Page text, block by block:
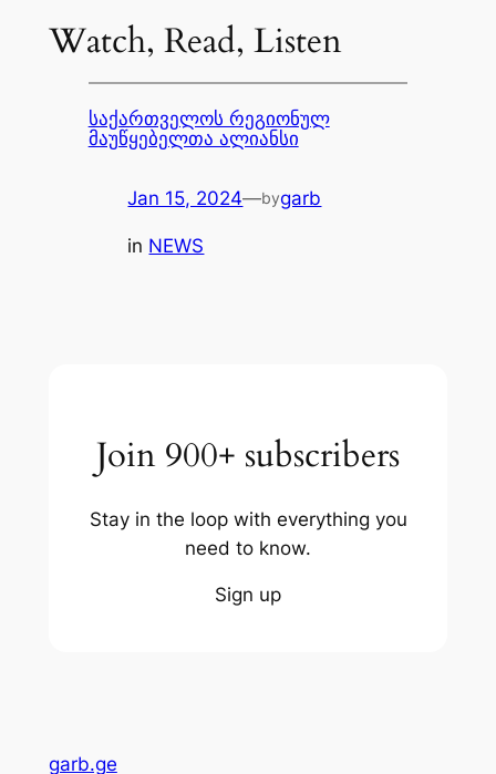
Watch, Read, Listen
საქართველოს რეგიონულ
მაუწყებელთა ალიანსი
Jan 15, 2024—bygarb
in NEWS
Join 900+ subscribers
Stay in the loop with everything you
need to know.
Sign up
garb.ge